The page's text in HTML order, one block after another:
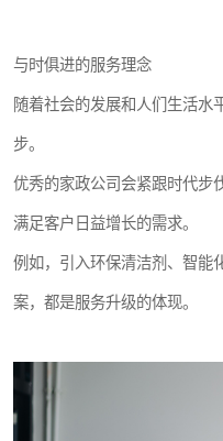
与时俱进的服务理念
随着社会的发展和人们生活水
步。
优秀的家政公司会紧跟时代步
满足客户日益增长的需求。
例如，引入环保清洁剂、智能
案，都是服务升级的体现。